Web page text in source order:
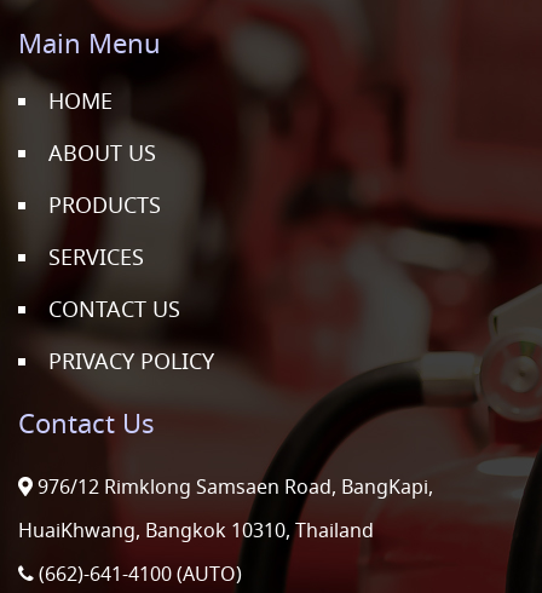
Main Menu
HOME
ABOUT US
PRODUCTS
SERVICES
CONTACT US
PRIVACY POLICY
Contact Us
976/12 Rimklong Samsaen Road, BangKapi,
HuaiKhwang, Bangkok 10310, Thailand
(662)-641-4100 (AUTO)